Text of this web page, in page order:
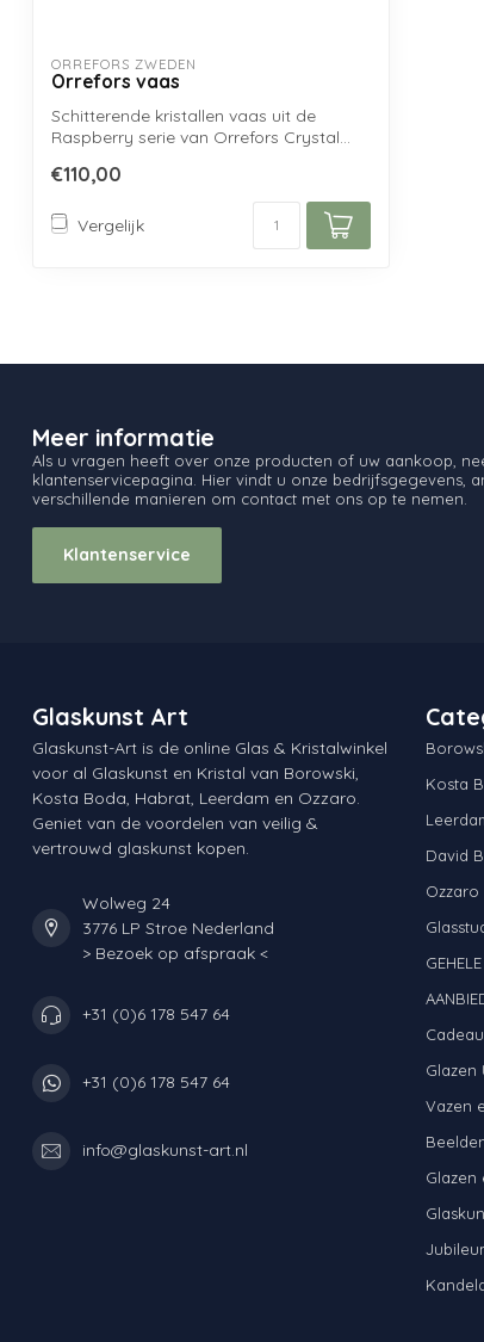
ORREFORS ZWEDEN
Orrefors vaas
Schitterende kristallen vaas uit de
Raspberry serie van Orrefors Crystal...
€110,00
Vergelijk
Meer informatie
Als u vragen heeft over onze producten of uw aankoop,
klantenservicepagina. Hier vindt u onze bedrijfsgegevens,
verschillende manieren om contact met ons op te nemen.
Klantenservice
Glaskunst Art
Glaskunst-Art is de online Glas & Kristalwinkel
voor al Glaskunst en Kristal van Borowski,
Kosta Boda, Habrat, Leerdam en Ozzaro.
Geniet van de voordelen van veilig &
vertrouwd glaskunst kopen.
Wolweg 24
3776 LP Stroe Nederland
> Bezoek op afspraak <
+31 (0)6 178 547 64
+31 (0)6 178 547 64
info@glaskunst-art.nl
Kosta
David
Ozzaro
Glazen
Vazen
Glazen